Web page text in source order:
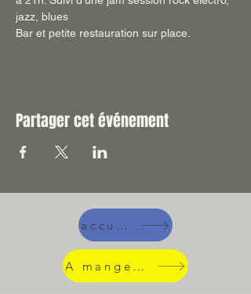
jazz, blues
Bar et petite restauration sur place.
Partager cet événement
accueil
A manger !